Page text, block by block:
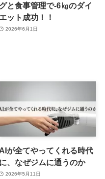
グと食事管理で-6㎏のダイ
エット成功！！
2026年6月1日
AIが全てやってくれる時代
に、なぜジムに通うのか
2026年5月11日